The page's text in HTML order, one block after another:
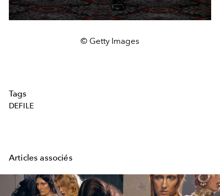
© Getty Images
Tags
DEFILE
Articles associés